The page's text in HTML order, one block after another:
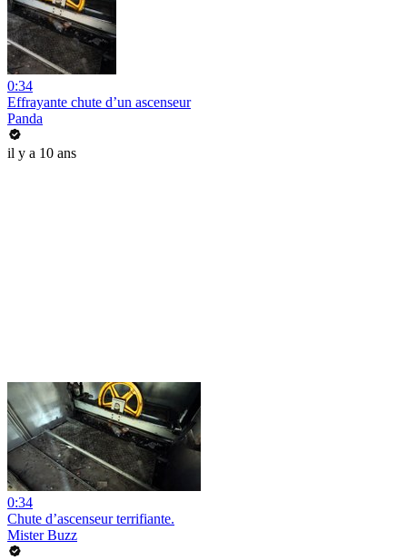
0:34
Effrayante chute d’un ascenseur
Panda
il y a 10 ans
0:34
Chute d’ascenseur terrifiante.
Mister Buzz